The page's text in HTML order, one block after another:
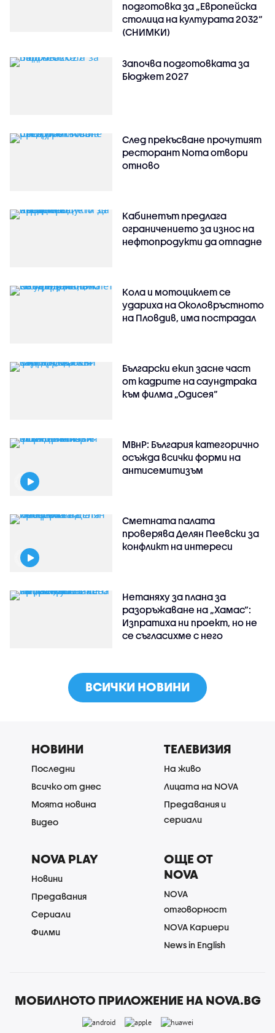
подготовка за „Европейска
столица на културата 2032“
(СНИМКИ)
Започва подготовката за
Бюджет 2027
След прекъсване прочутият
ресторант Noma отвори
отново
Кабинетът предлага
ограничението за износ на
нефтопродукти да отпадне
Кола и мотоциклет се
удариха на Околовръстното
на Пловдив, има пострадал
Български екип засне част
от кадрите на саундтрака
към филма „Одисея“
МВнР: България категорично
осъжда всички форми на
антисемитизъм
Сметната палата
проверява Делян Пеевски за
конфликт на интереси
Нетаняху за плана за
разоръжаване на „Хамас“:
Изпратиха ни проект, но не
се съгласихме с него
ВСИЧКИ НОВИНИ
НОВИНИ
Последни
Всичко от днес
Моята новина
Видео
ТЕЛЕВИЗИЯ
На живо
Лицата на NOVA
Предавания и
сериали
NOVA PLAY
Новини
Предавания
Сериали
Филми
ОЩЕ ОТ
NOVA
NOVA
отговорност
NOVA Кариери
News in English
МОБИЛНОТО ПРИЛОЖЕНИЕ НА NOVA.BG